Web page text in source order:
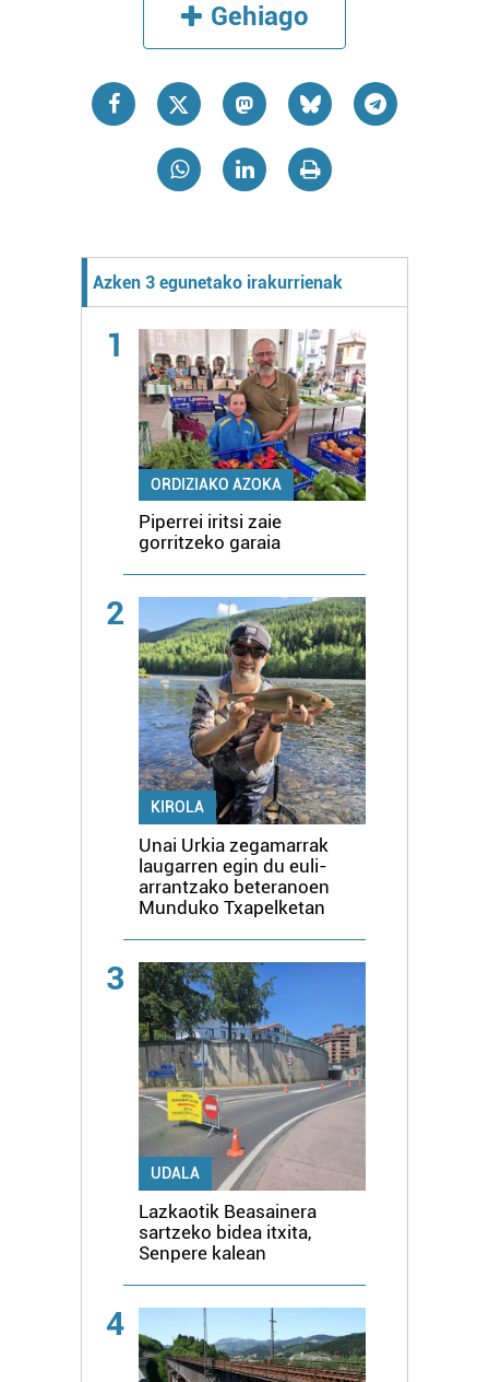
Gehiago
Azken 3 egunetako irakurrienak
1
ORDIZIAKO AZOKA
Piperrei iritsi zaie
gorritzeko garaia
2
KIROLA
Unai Urkia zegamarrak
laugarren egin du euli-
arrantzako beteranoen
Munduko Txapelketan
3
UDALA
Lazkaotik Beasainera
sartzeko bidea itxita,
Senpere kalean
4